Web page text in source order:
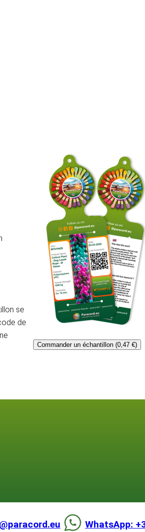
se
de
Commander un échantillon (0,47 €)
WhatsApp: